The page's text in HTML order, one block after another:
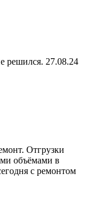
решился. 27.08.24
Отгрузки
объёмами в
с ремонтом